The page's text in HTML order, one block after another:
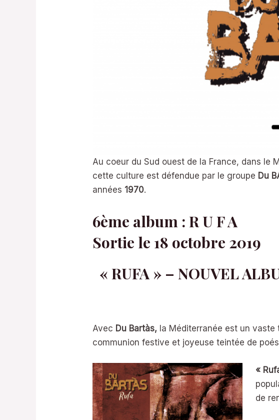
Au coeur du Sud ouest de la France, dans le
cette culture est défendue par le groupe Du
années 1970.
6ème album : R U F A
Sortie le 18 octobre 2019
« RUFA » – NOUVEL
Avec Du Bartàs, la Méditerranée est un vaste
communion festive et joyeuse teintée de
«
de